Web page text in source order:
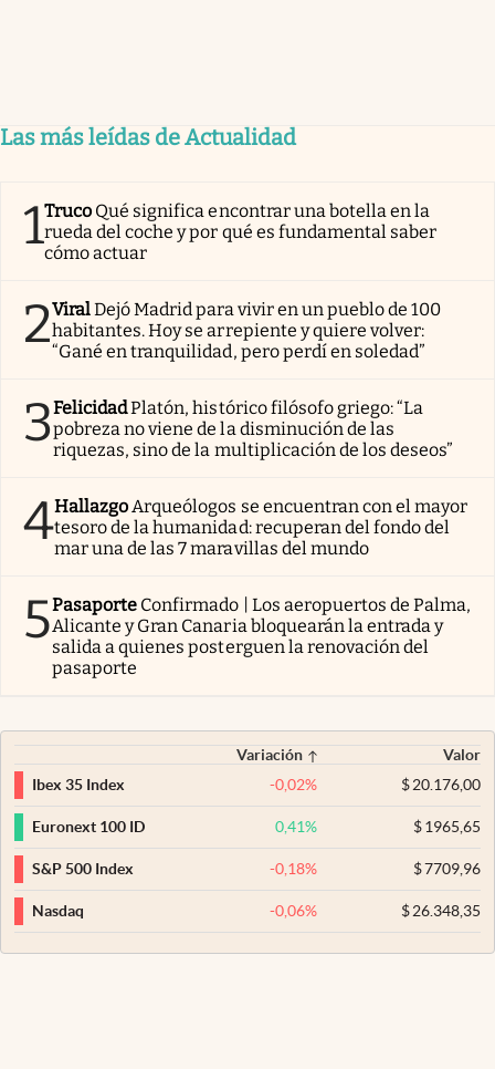
Las más leídas de Actualidad
1Truco Qué significa encontrar una botella en la
rueda del coche y por qué es fundamental saber
cómo actuar
2ViralDejó Madrid para vivir en un pueblo de 100
habitantes. Hoy se arrepiente y quiere volver:
“Gané en tranquilidad, pero perdí en soledad”
3FelicidadPlatón, histórico filósofo griego: “La
pobreza no viene de la disminución de las
riquezas, sino de la multiplicación de los deseos”
4Hallazgo Arqueólogos se encuentran con el mayor
tesoro de la humanidad: recuperan del fondo del
mar una de las 7 maravillas del mundo
5Pasaporte Confirmado | Los aeropuertos de Palma,
Alicante y Gran Canaria bloquearán la entrada y
salida a quienes posterguen la renovación del
pasaporte
Variación
Valor
Ibex 35 Index
-0,02% $20.176,00
Euronext 100 ID 0,41% $1965,65
S&P 500 Index -0,18% $7709,96
Nasdaq -0,06% $26.348,35